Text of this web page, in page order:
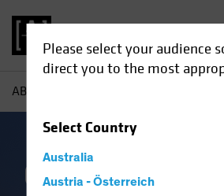
Please select your audience
direct you to the most
SelectCountry
Australia
Austria - Österreich
AB
Obbligazionario